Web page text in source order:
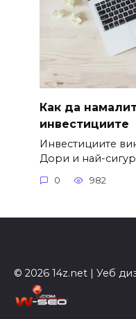
Как да
инвестициите
Инвестициите
Дори и най-
0 982
© 2026 14z.net | Уеб